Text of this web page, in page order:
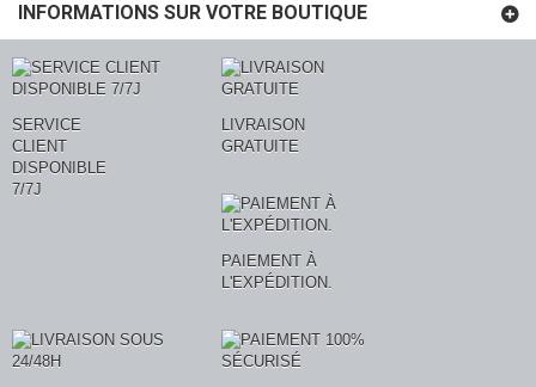
INFORMATIONS SUR VOTRE BOUTIQUE
SERVICE
CLIENT
DISPONIBLE
7/7J
LIVRAISON
GRATUITE
PAIEMENT À
L'EXPÉDITION.